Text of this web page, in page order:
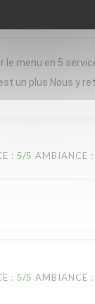
le menu en 5
un plus Nous y
: 5/5 AMBIANCE :
: 5/5 AMBIANCE :